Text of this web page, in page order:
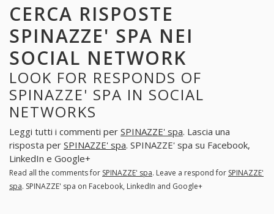
CERCA RISPOSTE
SPINAZZE' SPA NEI
SOCIAL NETWORK
LOOK FOR RESPONDS OF
SPINAZZE' SPA IN SOCIAL
NETWORKS
Leggi tutti i commenti per SPINAZZE' spa. Lascia una
risposta per SPINAZZE' spa. SPINAZZE' spa su Facebook,
LinkedIn e Google+
Read all the comments for SPINAZZE' spa. Leave a respond for SPINAZZE'
spa. SPINAZZE' spa on Facebook, LinkedIn and Google+